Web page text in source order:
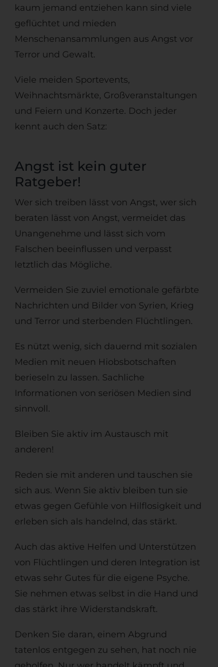
kaum jemand entziehen kann sind viele
geflüchtet und mieden
Menschenansammlungen aus Angst vor
Terror und Gewalt.
Viele meiden Sportevents,
Weihnachtsmärkte, Großveranstaltungen
und Feiern und Konzerte. Doch jeder
kennt auch den Satz:
Angst ist kein guter
Ratgeber!
Wer sich treiben lässt von Angst, wer sich
beraten lässt von Angst, vermeidet das
Unangenehme und lässt sich vom
Falschen beeinflussen und verpasst
letztlich das Mögliche.
Vermeiden Sie zuviel emotionale gefärbte
Nachrichten und Bilder von Syrien, Krieg
und Terror und sterbenden Flüchtlingen.
Es nützt wenig, sich dauernd mit sozialen
Medien mit neuen Hiobsbotschaften
berieseln zu lassen. Sachliche
Informationen von seriösen Medien sind
sinnvoll.
Bleiben Sie aktiv im Austausch mit
anderen!
Reden sie mit anderen und tauschen sie
sich aus. Wenn Sie aktiv bleiben tun sie
etwas gegen Gefühle von Hilflosigkeit und
erleben sich als handelnd, das stärkt.
Auch das aktive Helfen und Unterstützen
von Flüchtlingen und deren Integration ist
etwas sehr Gutes für die eigene Psyche.
Sie nehmen etwas selbst in die Hand und
das stärkt ihre Widerstandskraft.
Denken Sie daran, einem Abgrund
tatenlos entgegen zu sehen, hat noch nie